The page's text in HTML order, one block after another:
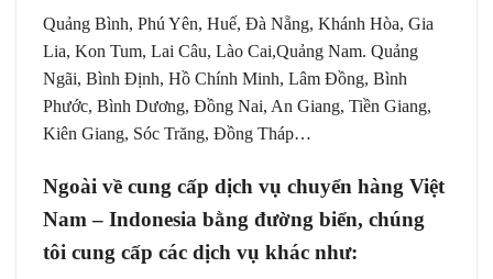
Quảng Bình, Phú Yên, Huế, Đà Nẵng, Khánh Hòa, Gia
Lia, Kon Tum, Lai Câu, Lào Cai,Quảng Nam. Quảng
Ngãi, Bình Định, Hồ Chính Minh, Lâm Đồng, Bình
Phước, Bình Dương, Đồng Nai, An Giang, Tiền Giang,
Kiên Giang, Sóc Trăng, Đồng Tháp…
Ngoài về cung cấp dịch vụ chuyển hàng Việt
Nam – Indonesia bằng đường biển, chúng
tôi cung cấp các dịch vụ khác như: